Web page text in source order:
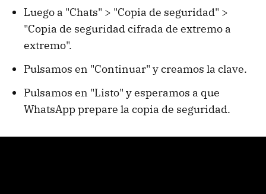
Luego a "Chats" > "Copia de seguridad" >
"Copia de seguridad cifrada de extremo a
extremo".
Pulsamos en "Continuar" y creamos la clave.
Pulsamos en "Listo" y esperamos a que
WhatsApp prepare la copia de seguridad.